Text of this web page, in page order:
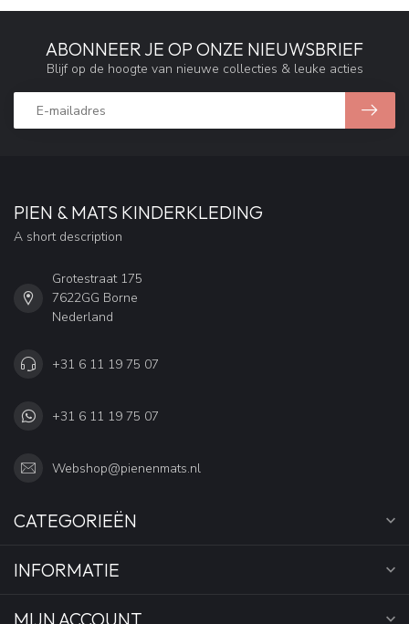
ABONNEER JE OP ONZE NIEUWSBRIEF
Blijf op de hoogte van nieuwe collecties & leuke acties
PIEN & MATS KINDERKLEDING
A short description
Grotestraat 175
7622GG Borne
Nederland
+31 6 11 19 75 07
+31 6 11 19 75 07
Webshop@pienenmats.nl
CATEGORIEËN
INFORMATIE
MIJN ACCOUNT